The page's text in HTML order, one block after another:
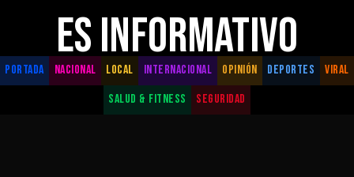
ES INFORMATIVO
PORTADA NACIONAL LOCAL INTERNACIONAL OPINIÓN DEPORTES
VIRAL
SALUD & FITNESS
SEGURIDAD